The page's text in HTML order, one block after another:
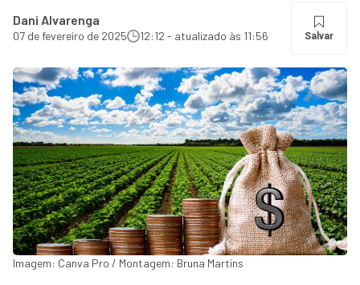
Dani Alvarenga
07 de fevereiro de 2025 12:12 - atualizado às 11:56 Salvar
Imagem: Canva Pro / Montagem: Bruna Martins